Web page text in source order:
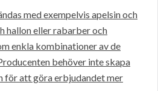
med exempelvis apelsin och
hallon eller rabarber och
enkla kombinationer av de
behöver inte skapa
för att göra erbjudandet mer